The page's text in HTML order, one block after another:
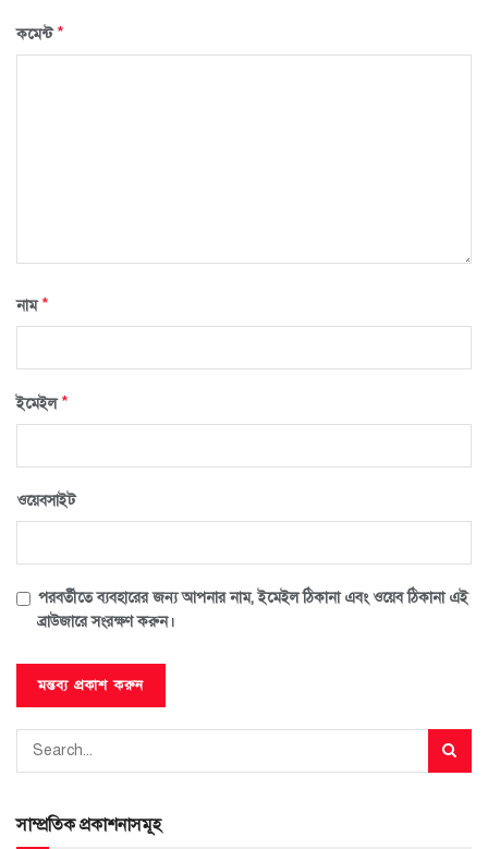
কমেন্ট*
নাম*
ইমেইল*
ওয়েবসাইট
পরবর্তীতে ব্যবহারের জন্য আপনার নাম, ইমেইল ঠিকানা এবং ওয়েব ঠিকানা এই
ব্রাউজারে সংরক্ষণ করুন।
সাম্প্রতিক প্রকাশনাসমূহ